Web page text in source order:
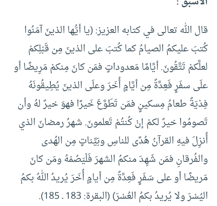
قال الله تعالى في كتابه العزيز: (يا أيُّها الذينَ آمَنُوا
كُتبَ عليكمُ الصيامُ كما كُتبَ على الذينَ مِن قَبْلِكمْ
لعلَّكمْ تَتَّقُونَ. أيَّامًا مَعدوداتٍ فمَن كانَ مِنكمْ مَرِيضًا أو
علَى سفَرٍ فَعِدَّةٌ مِن أيَّامٍ أُخَرَ وعلَى الذينَ يُطِيقُونَهُ
فِدْيَةٌ طعامُ مِسكينٍ فمَن تَطَوَّعَ خَيرًا فهوَ خيرٌ لهُ وأن
تَصومُوا خيرٌ لكمْ إنْ كُنتُمْ تَعلمونَ. شهرُ رمضانَ الذي
أُنزِلَ فيهِ القرآنُ هُدًى للناسِ وبَيِّناتٍ مِن الهُدى
والفُرقانِ فمَن شَهِدَ منكمُ الشهرَ فَلْيَصُمْهُ ومَن كانَ
مَريضًا أو على سَفَرٍ فَعِدَّةٌ مِن أيامٍ أُخَرَ يُريدُ اللهُ بكمُ
اليُسْرَ ولا يُريدُ بكمُ العُسْرَ) (البقرة: 183 ـ 185).